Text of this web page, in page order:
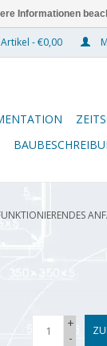
- €0,00
+
-
Informationen